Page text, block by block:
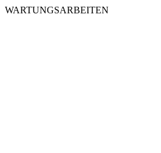
WARTUNGSARBEITEN